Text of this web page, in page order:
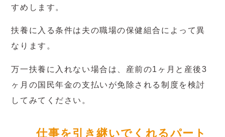
すめします。
扶養に入る条件は夫の職場の保健組合によって異
なります。
万一扶養に入れない場合は、産前の1ヶ月と産後3
ヶ月の国民年金の支払いが免除される制度を検討
してみてください。
仕事を引き継いでくれるパート